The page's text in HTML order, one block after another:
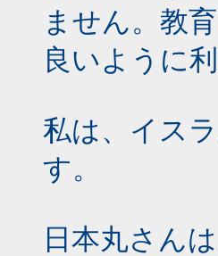
ません。教
良いように
私は、イス
す。
日本丸さん